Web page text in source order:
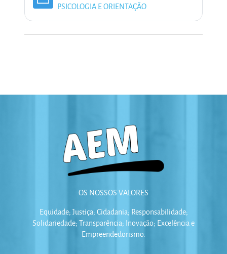
PSICOLOGIA E ORIENTAÇÃOPasta
OS NOSSOS VALORES
Equidade; Justiça; Cidadania; Responsabilidade;
Solidariedade; Transparência; Inovação; Excelência e
Empreendedorismo.